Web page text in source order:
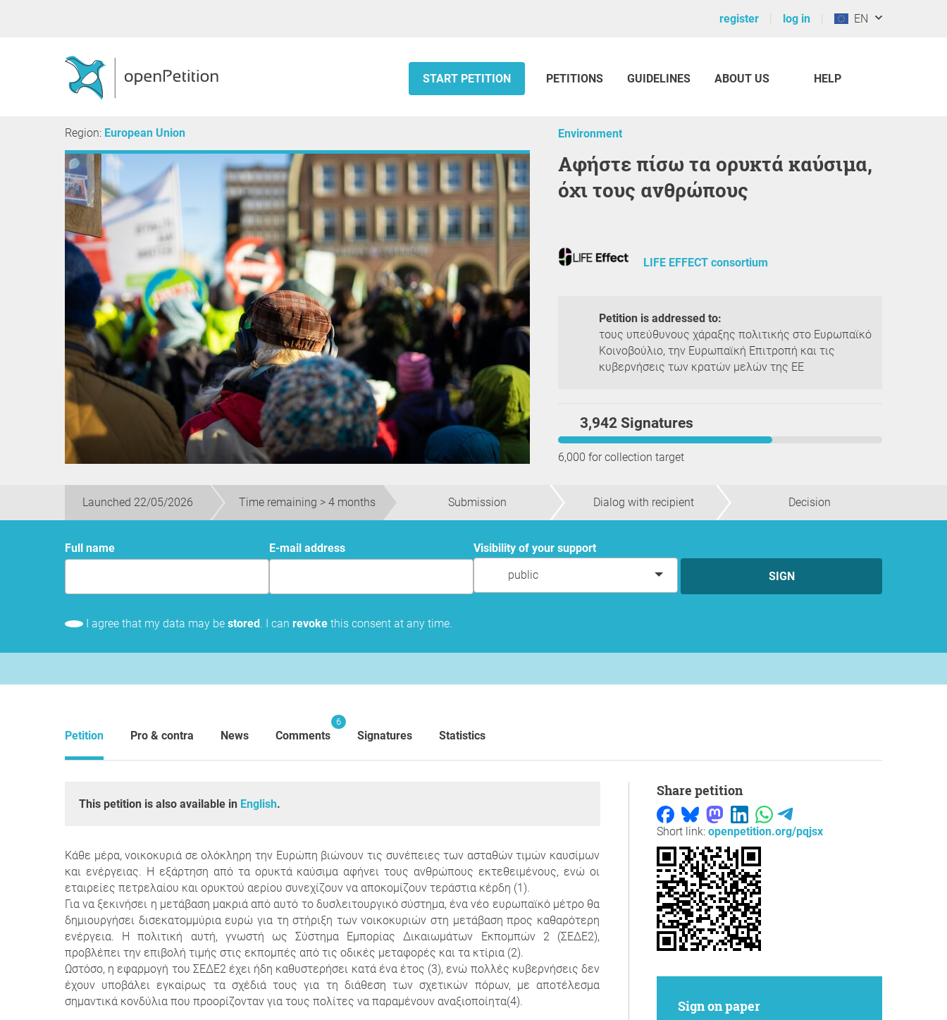
register log in EN
START PETITION PETITIONS GUIDELINES ABOUT US HELP
Region: European Union Environment
Αφήστε πίσω τα ορυκτά καύσιμα,
όχι τους ανθρώπους
LIFE EFFECT consortium
Petition is addressed to:
τους υπεύθυνους χάραξης πολιτικής στο Ευρωπαϊκό
Κοινοβούλιο, την Ευρωπαϊκή Επιτροπή και τις
κυβερνήσεις των κρατών μελών της ΕΕ
3,942 Signatures
6,000 for collection target
Launched 22/05/2026 Time remaining > 4 months Submission Dialog with recipient Decision
Full name E-mail address
Visibility of your support
public
SIGN
I agree that my data may be stored. I can revoke this consent at any time.
Petition Pro & contra News Comments
6
Signatures Statistics
This petition is also available in English.
Κάθε μέρα, νοικοκυριά σε ολόκληρη την Ευρώπη βιώνουν τις συνέπειες των ασταθών τιμών καυσίμων
και ενέργειας. Η εξάρτηση από τα ορυκτά καύσιμα αφήνει τους ανθρώπους εκτεθειμένους, ενώ οι
εταιρείες πετρελαίου και ορυκτού αερίου συνεχίζουν να αποκομίζουν τεράστια κέρδη (1).
Για να ξεκινήσει η μετάβαση μακριά από αυτό το δυσλειτουργικό σύστημα, ένα νέο ευρωπαϊκό μέτρο θα
δημιουργήσει δισεκατομμύρια ευρώ για τη στήριξη των νοικοκυριών στη μετάβαση προς καθαρότερη
ενέργεια. Η πολιτική αυτή, γνωστή ως Σύστημα Εμπορίας Δικαιωμάτων Εκπομπών 2 (ΣΕΔΕ2),
προβλέπει την επιβολή τιμής στις εκπομπές από τις οδικές μεταφορές και τα κτίρια (2).
Ωστόσο, η εφαρμογή του ΣΕΔΕ2 έχει ήδη καθυστερήσει κατά ένα έτος (3), ενώ πολλές κυβερνήσεις δεν
έχουν υποβάλει εγκαίρως τα σχέδιά τους για τη διάθεση των σχετικών πόρων, με αποτέλεσμα
σημαντικά κονδύλια που προορίζονταν για τους πολίτες να παραμένουν αναξιοποίητα(4).
Share petition
Short link: openpetition.org/pqjsx
Sign on paper